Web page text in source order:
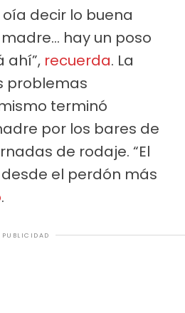
decir lo buena
hay un poso
ahí”, recuerda. La
problemas
terminó
por los bares de
de rodaje. “El
el perdón más
.
PUBLICIDAD